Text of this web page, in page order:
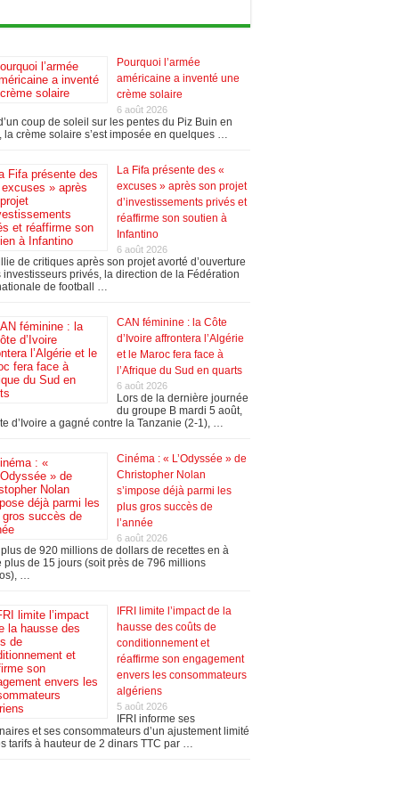
Pourquoi l’armée
américaine a inventé une
crème solaire
6 août 2026
coup de soleil sur les pentes du Piz Buin en
la crème solaire s’est imposée en quelques …
La Fifa présente des «
excuses » après son projet
d’investissements privés et
réaffirme son soutien à
Infantino
6 août 2026
de critiques après son projet avorté d’ouverture
investisseurs privés, la direction de la Fédération
de football …
CAN féminine : la Côte
d’Ivoire affrontera l’Algérie
et le Maroc fera face à
l’Afrique du Sud en quarts
6 août 2026
Lors de la dernière journée
du groupe B mardi 5 août,
d’Ivoire a gagné contre la Tanzanie (2-1), …
Cinéma : « L’Odyssée » de
Christopher Nolan
s’impose déjà parmi les
plus gros succès de
l’année
6 août 2026
de 920 millions de dollars de recettes en à
plus de 15 jours (soit près de 796 millions
…
IFRI limite l’impact de la
hausse des coûts de
conditionnement et
réaffirme son engagement
envers les consommateurs
algériens
5 août 2026
IFRI informe ses
et ses consommateurs d’un ajustement limité
tarifs à hauteur de 2 dinars TTC par …